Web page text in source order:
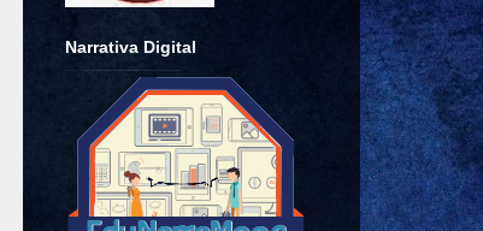
Narrativa Digital